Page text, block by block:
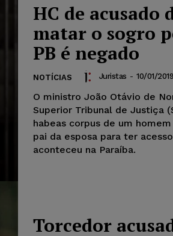
HC de acusado
matar o sogro
PB é negado
NOTÍCIAS Juristas - 10/01/2019
O ministro João Otávio de
Superior Tribunal de Justiça
habeas corpus de um
pai da esposa para ter
aconteceu na Paraíba.
Torcedor